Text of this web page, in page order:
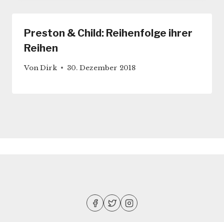
Preston & Child: Reihenfolge ihrer
Reihen
VonDirk 30. Dezember 2018